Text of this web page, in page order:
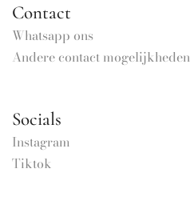
Contact
Whatsapp ons
Andere contact mogelijkheden
Socials
Instagram
Tiktok